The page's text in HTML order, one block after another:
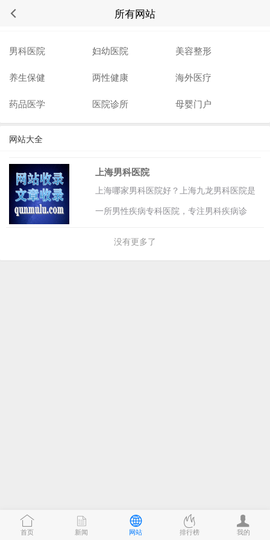
所有网站
站点分类
男科医院 妇幼医院 美容整形
养生保健 两性健康 海外医疗
药品医学 医院诊所 母婴门户
网站大全
上海男科医院
上海哪家男科医院好？上海九龙男科医院是
一所男性疾病专科医院，专注男科疾病诊
没有更多了
首页 新闻 网站 排行榜 我的